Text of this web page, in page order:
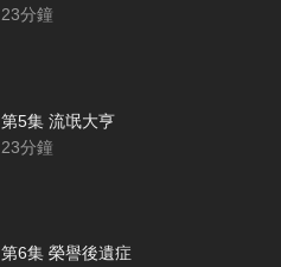
23分鐘
第5集 流氓大亨
23分鐘
第6集 榮譽後遺症